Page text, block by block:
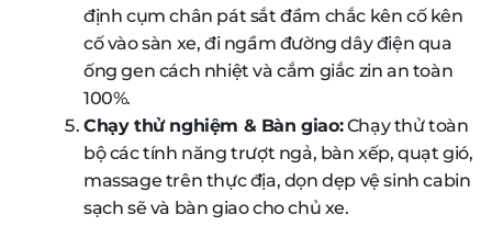
định cụm chân pát sắt đầm chắc kên cố kên
cố vào sàn xe, đi ngầm đường dây điện qua
ống gen cách nhiệt và cắm giắc zin an toàn
100%.
Chạy thử nghiệm & Bàn giao:Chạy thử toàn
bộ các tính năng trượt ngả, bàn xếp, quạt gió,
massage trên thực địa, dọn dẹp vệ sinh cabin
sạch sẽ và bàn giao cho chủ xe.